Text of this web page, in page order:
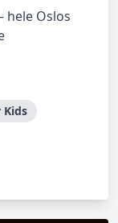
hele Oslos
Kids